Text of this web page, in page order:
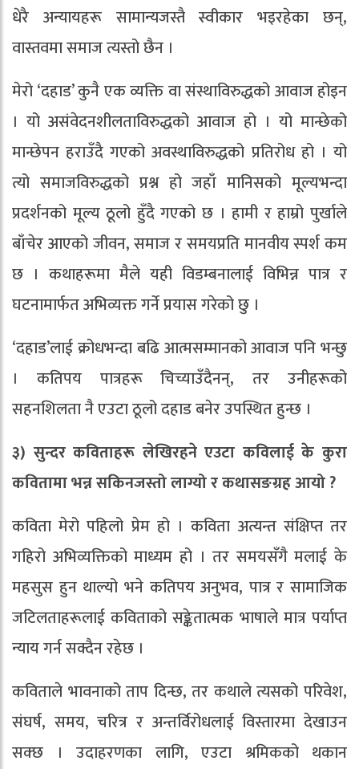
धेरै अन्यायहरू सामान्यजस्तै स्वीकार भइरहेका छन्,
वास्तवमा समाज त्यस्तो छैन ।
मेरो ‘दहाड’ कुनै एक व्यक्ति वा संस्थाविरुद्धको आवाज होइन
। यो असंवेदनशीलताविरुद्धको आवाज हो । यो मान्छेको
मान्छेपन हराउँदै गएको अवस्थाविरुद्धको प्रतिरोध हो । यो
त्यो समाजविरुद्धको प्रश्न हो जहाँ मानिसको मूल्यभन्दा
प्रदर्शनको मूल्य ठूलो हुँदै गएको छ । हामी र हाम्रो पुर्खाले
बाँचेर आएको जीवन, समाज र समयप्रति मानवीय स्पर्श कम
छ । कथाहरूमा मैले यही विडम्बनालाई विभिन्न पात्र र
घटनामार्फत अभिव्यक्त गर्ने प्रयास गरेको छु ।
‘दहाड’लाई क्रोधभन्दा बढि आत्मसम्मानको आवाज पनि भन्छु
। कतिपय पात्रहरू चिच्याउँदैनन्, तर उनीहरूको
सहनशिलता नै एउटा ठूलो दहाड बनेर उपस्थित हुन्छ ।
३) सुन्दर कविताहरू लेखिरहने एउटा कविलाई के कुरा
कवितामा भन्न सकिनजस्तो लाग्यो र कथासङग्रह आयो ?
कविता मेरो पहिलो प्रेम हो । कविता अत्यन्त संक्षिप्त तर
गहिरो अभिव्यक्तिको माध्यम हो । तर समयसँगै मलाई के
महसुस हुन थाल्यो भने कतिपय अनुभव, पात्र र सामाजिक
जटिलताहरूलाई कविताको सङ्केतात्मक भाषाले मात्र पर्याप्त
न्याय गर्न सक्दैन रहेछ ।
कविताले भावनाको ताप दिन्छ, तर कथाले त्यसको परिवेश,
संघर्ष, समय, चरित्र र अन्तर्विरोधलाई विस्तारमा देखाउन
सक्छ । उदाहरणका लागि, एउटा श्रमिकको थकान